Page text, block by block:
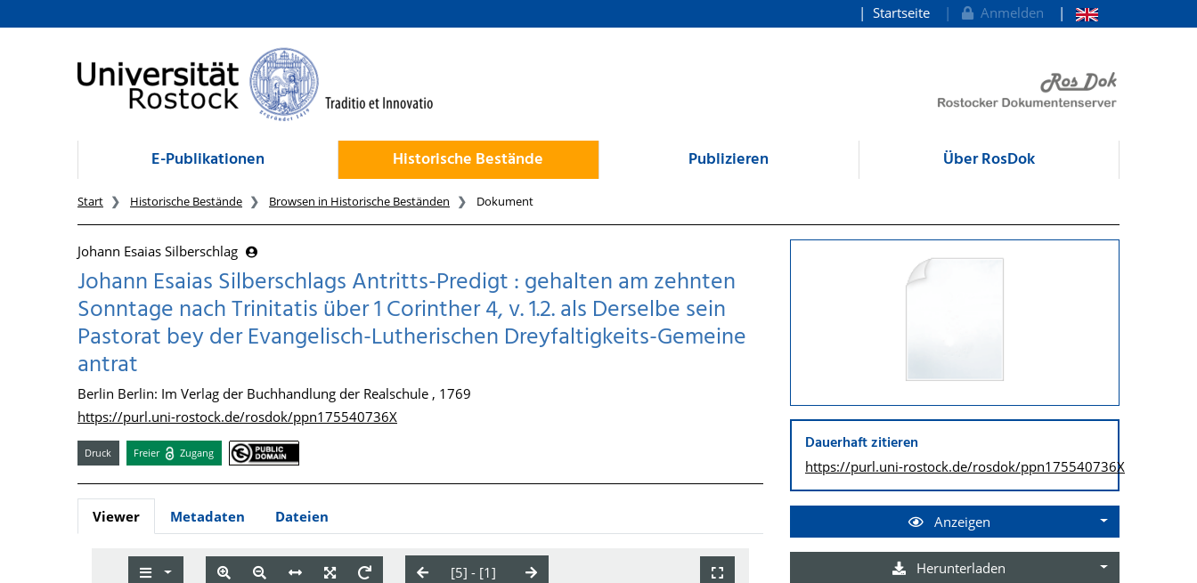
zum Inhalt
Startseite Anmelden
E-Publikationen Historische Bestände Publizieren Über RosDok
Start Historische Bestände Browsen in Historische Beständen Dokument
Johann Esaias Silberschlag
Johann Esaias Silberschlags Antritts-Predigt : gehalten am zehnten
Sonntage nach Trinitatis über 1 Corinther 4, v. 1.2. als Derselbe sein
Pastorat bey der Evangelisch-Lutherischen Dreyfaltigkeits-Gemeine
antrat
Berlin Berlin: Im Verlag der Buchhandlung der Realschule , 1769
https://purl.uni-rostock.de/rosdok/ppn175540736X
Druck Freier Zugang
Viewer Metadaten Dateien
Dauerhaft zitieren
https://purl.uni-rostock.de/rosdok/ppn175540736X
Anzeigen
Herunterladen